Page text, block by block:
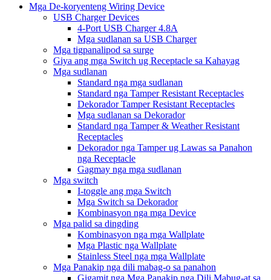
Mga De-koryenteng Wiring Device
USB Charger Devices
4-Port USB Charger 4.8A
Mga sudlanan sa USB Charger
Mga tigpanalipod sa surge
Giya ang mga Switch ug Receptacle sa Kahayag
Mga sudlanan
Standard nga mga sudlanan
Standard nga Tamper Resistant Receptacles
Dekorador Tamper Resistant Receptacles
Mga sudlanan sa Dekorador
Standard nga Tamper & Weather Resistant
Receptacles
Dekorador nga Tamper ug Lawas sa Panahon
nga Receptacle
Gagmay nga mga sudlanan
Mga switch
I-toggle ang mga Switch
Mga Switch sa Dekorador
Kombinasyon nga mga Device
Mga palid sa dingding
Kombinasyon nga mga Wallplate
Mga Plastic nga Wallplate
Stainless Steel nga mga Wallplate
Mga Panakip nga dili mabag-o sa panahon
Gigamit nga Mga Panakip nga Dili Mabug-at sa